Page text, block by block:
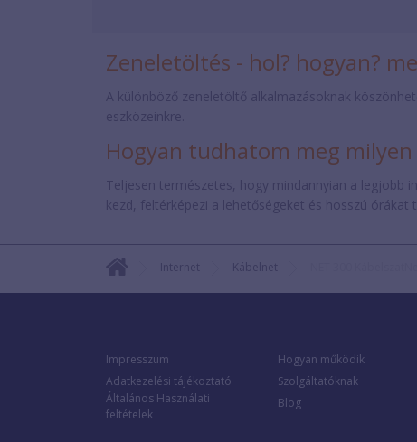
Zeneletöltés - hol? hogyan?
A különböző zeneletöltő alkalmazásoknak
eszközeinkre.
Hogyan tudhatom meg
Teljesen természetes, hogy mindannyian a legjobb
kezd, feltérképezi a lehetőségeket és hosszú
Internet Kábelnet
Impresszum
Adatkezelési tájékoztató
Általános Használati
feltételek
Hogyan működik
Szolgáltatóknak
Blog